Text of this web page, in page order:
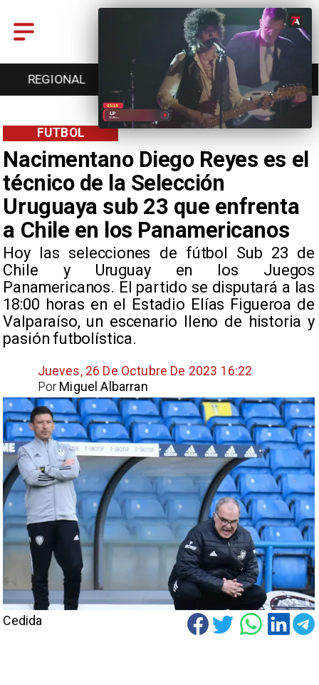
ENTRETENCIÓN DEPORTES CULTURA
Nacimentano Diego Reyes es el
técnico de la Selección
Uruguaya sub 23 que enfrenta
a Chile en los Panamericanos
​Hoy las selecciones de fútbol Sub 23 de
Chile y Uruguay en los Juegos
Panamericanos. El partido se disputará a las
18:00 horas en el Estadio Elías Figueroa de
Valparaíso, un escenario lleno de historia y
pasión futbolística.
FUTBOL
Jueves, 26 De Octubre De 2023 16:22
Miguel Albarran
Por
Cedida